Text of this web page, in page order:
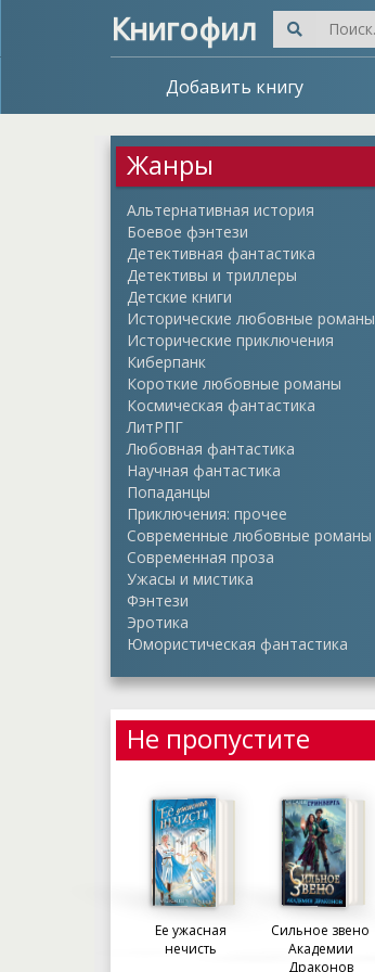
Книгофил
Добавить книгу
Жанры
Альтернативная история
Боевое фэнтези
Детективная фантастика
Детективы и триллеры
Детские книги
Исторические любовные романы
Исторические приключения
Киберпанк
Короткие любовные романы
Космическая фантастика
ЛитРПГ
Любовная фантастика
Научная фантастика
Попаданцы
Приключения: прочее
Современные любовные романы
Современная проза
Ужасы и мистика
Фэнтези
Эротика
Юмористическая фантастика
Не пропустите
Ее ужасная
нечисть
Сильное звено
Академии
Драконов